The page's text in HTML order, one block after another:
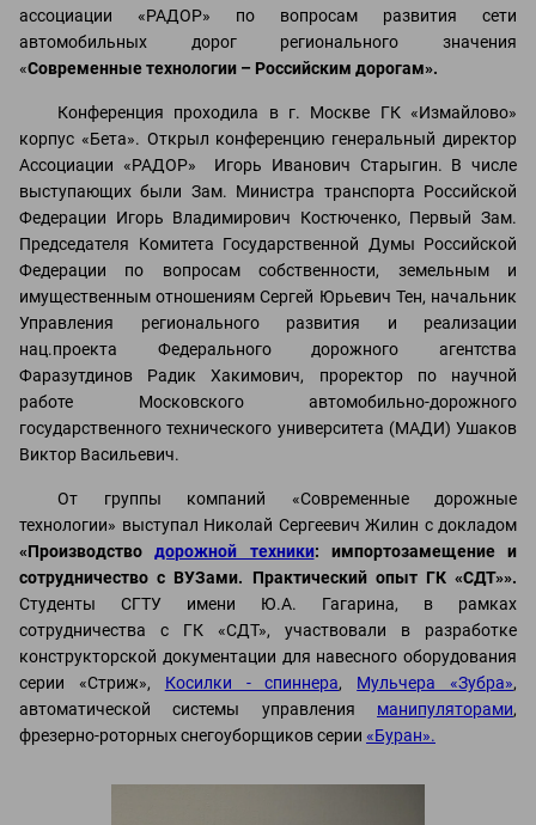
ассоциации «РАДОР» по вопросам развития сети
автомобильных дорог регионального значения
«Современные технологии – Российским дорогам».
Конференция проходила в г. Москве ГК «Измайлово»
корпус «Бета». Открыл конференцию генеральный директор
Ассоциации «РАДОР» Игорь Иванович Старыгин. В числе
выступающих были Зам. Министра транспорта Российской
Федерации Игорь Владимирович Костюченко, Первый Зам.
Председателя Комитета Государственной Думы Российской
Федерации по вопросам собственности, земельным и
имущественным отношениям Сергей Юрьевич Тен, начальник
Управления регионального развития и реализации
нац.проекта Федерального дорожного агентства
Фаразутдинов Радик Хакимович, проректор по научной
работе Московского автомобильно-дорожного
государственного технического университета (МАДИ) Ушаков
Виктор Васильевич.
От группы компаний «Современные дорожные
технологии» выступал Николай Сергеевич Жилин с докладом
«Производстводорожной техники: импортозамещение и
сотрудничество с ВУЗами. Практический опыт ГК «СДТ»».
Студенты СГТУ имени Ю.А. Гагарина, в рамках
сотрудничества с ГК «СДТ», участвовали в разработке
конструкторской документации для навесного оборудования
серии «Стриж», Косилки - спиннера, Мульчера «Зубра»,
автоматической системы управления манипуляторами,
фрезерно-роторных снегоуборщиков серии «Буран».